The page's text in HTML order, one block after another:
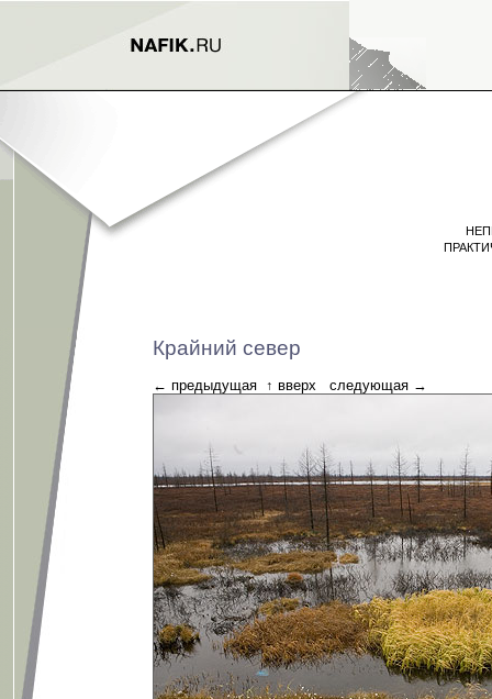
Крайний север
← предыдущая ↑ вверх следующая →